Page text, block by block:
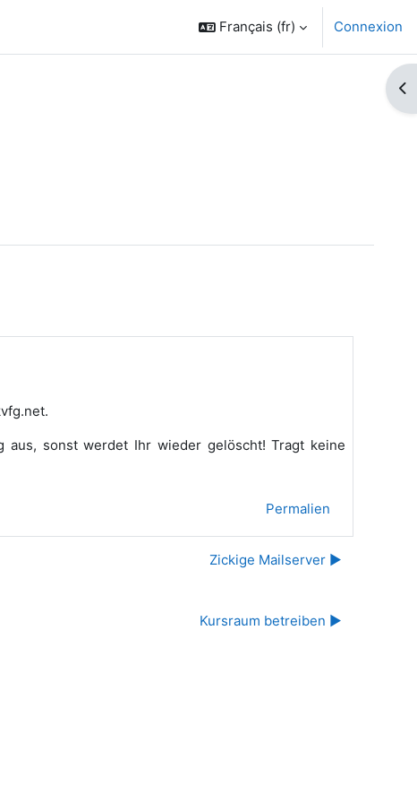
Français ‎(fr)‎ Connexion
aus, sonst werdet Ihr wieder gelöscht! Tragt keine
Permalien
Zickige Mailserver ▶︎
Kursraum betreiben ▶︎